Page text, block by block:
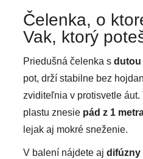
Čelenka, o
Vak, ktorý
Priedušná čelenka s dutou
pot, drží stabilne bez
zviditeľnia v protisvetle áut.
plastu znesie pád z 1
lejak aj mokré sneženie.
V balení nájdete aj difúzny